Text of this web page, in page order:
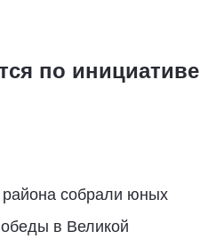
по инициативе
района собрали юных
в Великой